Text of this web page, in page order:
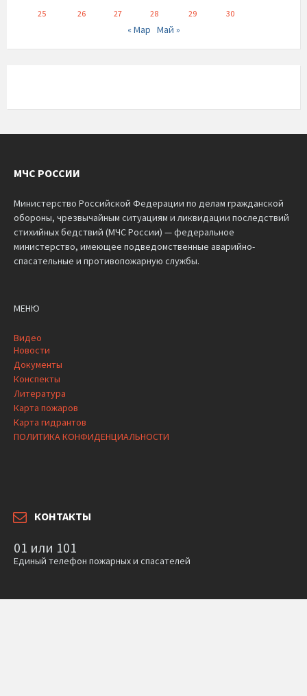
25
26 27 28 29 30
« Мар Май »
МЧС РОССИИ
Министерство Российской Федерации по делам гражданской
обороны, чрезвычайным ситуациям и ликвидации последствий
стихийных бедствий (МЧС России) — федеральное
министерство, имеющее подведомственные аварийно-
спасательные и противопожарную службы.
МЕНЮ
Видео
Новости
Документы
Конспекты
Литература
Карта пожаров
Карта гидрантов
ПОЛИТИКА КОНФИДЕНЦИАЛЬНОСТИ
КОНТАКТЫ
01 или 101
Единый телефон пожарных и спасателей